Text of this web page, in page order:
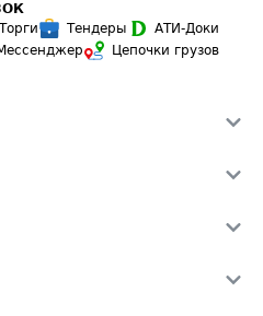
Торги Тендеры
АТИ-Доки
Цепочки грузов